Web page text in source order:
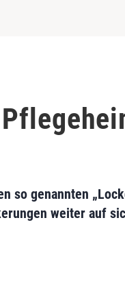
so genannten
weiter auf